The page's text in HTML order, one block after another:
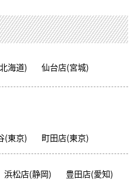
海道) 仙台店(宮城)
(東京)
町田店(東京)
浜松店(静岡) 豊田店(愛知)